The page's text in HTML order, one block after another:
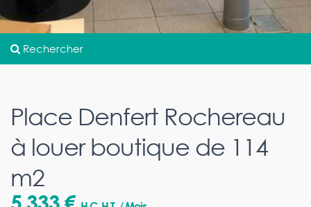
Rechercher
Place Denfert Rochereau
à louer boutique de 114
m2